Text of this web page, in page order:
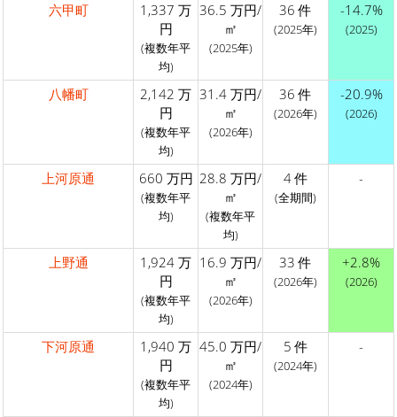
六甲町
1,337 万
円
(複数年平
均)
36.5 万円/
㎡
(2025年)
36 件
(2025年)
-14.7%
(2025)
八幡町
2,142 万
円
(複数年平
均)
31.4 万円/
㎡
(2026年)
36 件
(2026年)
-20.9%
(2026)
上河原通 660 万円
(複数年平
均)
28.8 万円/
㎡
(複数年平
均)
4 件
(全期間)
-
上野通
1,924 万
円
(複数年平
均)
16.9 万円/
㎡
(2026年)
33 件
(2026年)
+2.8%
(2026)
下河原通
1,940 万
円
(複数年平
均)
45.0 万円/
㎡
(2024年)
5 件
(2024年)
-